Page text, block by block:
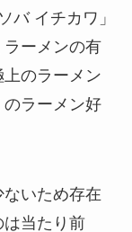
バ イチカワ」
ーメンの有
のラーメン
ラーメン好
いため存在
当たり前